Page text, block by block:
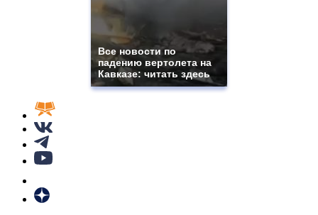
Все новости по
падению вертолета на
Кавказе: читать здесь